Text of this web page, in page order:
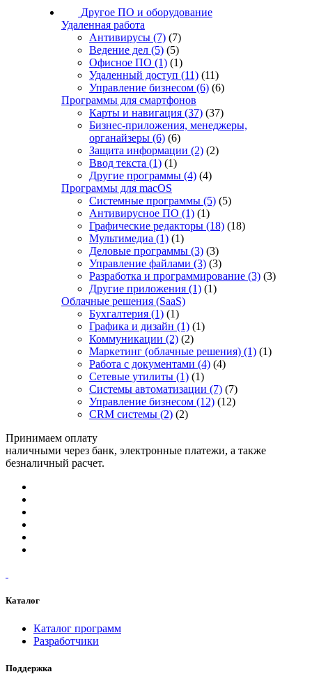
Другое ПО и оборудование
Удаленная работа
Антивирусы (7) (7)
Ведение дел (5) (5)
Офисное ПО (1) (1)
Удаленный доступ (11) (11)
Управление бизнесом (6) (6)
Программы для смартфонов
Карты и навигация (37) (37)
Бизнес-приложения, менеджеры,
органайзеры (6) (6)
Защита информации (2) (2)
Ввод текста (1) (1)
Другие программы (4) (4)
Программы для macOS
Системные программы (5) (5)
Антивирусное ПО (1) (1)
Графические редакторы (18) (18)
Мультимедиа (1) (1)
Деловые программы (3) (3)
Управление файлами (3) (3)
Разработка и программирование (3) (3)
Другие приложения (1) (1)
Облачные решения (SaaS)
Бухгалтерия (1) (1)
Графика и дизайн (1) (1)
Коммуникации (2) (2)
Маркетинг (облачные решения) (1) (1)
Работа с документами (4) (4)
Сетевые утилиты (1) (1)
Системы автоматизации (7) (7)
Управление бизнесом (12) (12)
CRM системы (2) (2)
Принимаем оплату
наличными через банк, электронные платежи, а также
безналичный расчет.
Каталог
Каталог программ
Разработчики
Поддержка